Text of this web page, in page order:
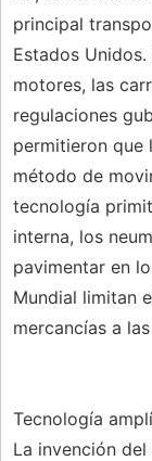
principal
Estados
motores, las
regulaciones
permitieron que
método de
tecnología
interna, los
pavimentar en
Mundial limitan
mercancías a
Tecnología
La invención